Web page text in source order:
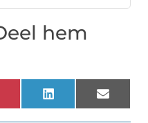
hem
LinkedIn Email